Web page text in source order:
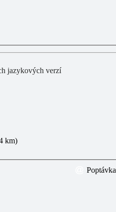
jazykových verzí
km)
Poptávka